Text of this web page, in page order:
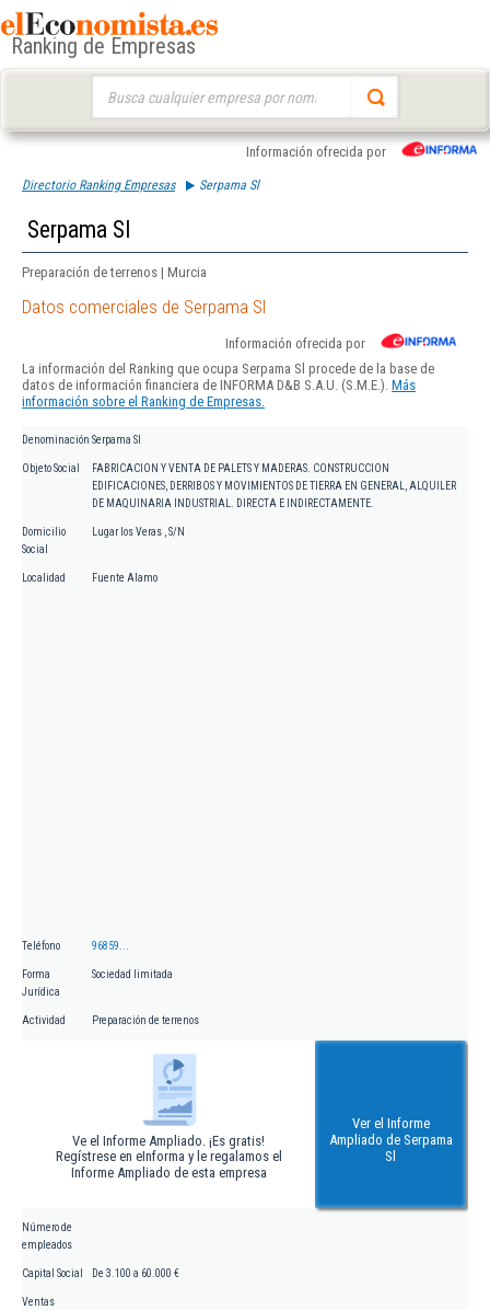
Ranking de Empresas
Información ofrecida por
Directorio Ranking Empresas Serpama Sl
Serpama Sl
Preparación de terrenos | Murcia
Datos comerciales de Serpama Sl
Información ofrecida por
La información del Ranking que ocupa Serpama Sl procede de la base de
datos de información financiera de INFORMA D&B S.A.U. (S.M.E.). Más
información sobre el Ranking de Empresas.
Denominación Serpama Sl
Objeto Social
FABRICACION Y VENTA DE PALETS Y MADERAS. CONSTRUCCION
EDIFICACIONES, DERRIBOS Y MOVIMIENTOS DE TIERRA EN GENERAL, ALQUILER
DE MAQUINARIA INDUSTRIAL. DIRECTA E INDIRECTAMENTE.
Domicilio
Social
Lugar los Veras , S/N
Localidad Fuente Alamo
Teléfono 96859...
Forma
Jurídica
Sociedad limitada
Actividad Preparación de terrenos
Ve el Informe Ampliado. ¡Es gratis!
Regístrese en eInforma y le regalamos el
Informe Ampliado de esta empresa
Ver el Informe
Ampliado de Serpama
Sl
Número de
empleados
Capital Social De 3.100 a 60.000 €
Ventas